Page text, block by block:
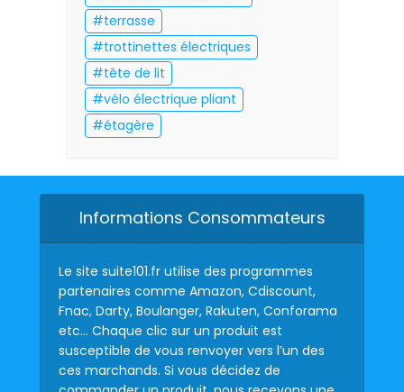
terrasse
trottinettes électriques
tête de lit
vélo électrique pliant
étagère
Informations Consommateurs
Le site suite101.fr utilise des programmes
partenaires comme Amazon, Cdiscount,
Fnac, Darty, Boulanger, Rakuten, Conforama
etc… Chaque clic sur un produit est
susceptible de vous renvoyer vers l’un des
ces marchands. Si vous décidez de